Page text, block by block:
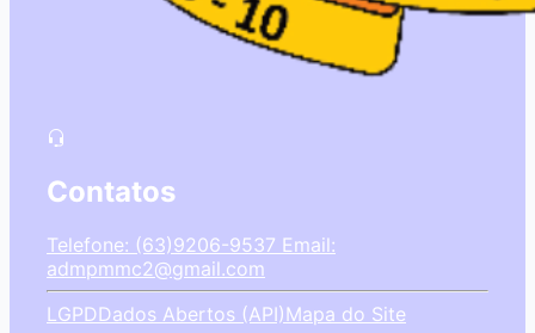
Contatos
Telefone: (63)9206-9537 Email:
admpmmc2@gmail.com
LGPDDados Abertos (API)Mapa do Site